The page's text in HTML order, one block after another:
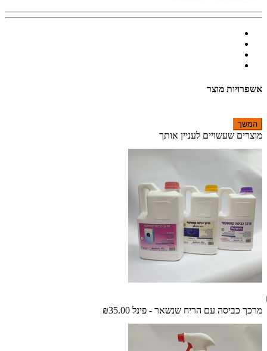
אשפרויות מוצר
המשך
מוצרים שעשויים לעניין אותך
מרכך כביסה עם הריח שנשאר - פינל ₪35.00